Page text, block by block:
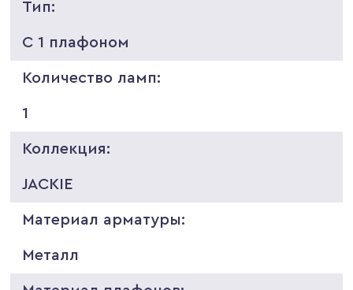
Тип:
С 1 плафоном
Количество ламп:
1
Коллекция:
JACKIE
Материал арматуры:
Металл